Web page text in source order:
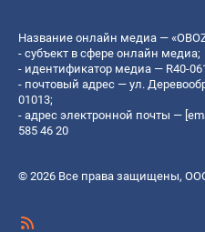
Название онлайн медиа —
- субъект в сфере онлайн медиа;
- идентификатор медиа — R40-
- почтовый адрес — ул.
01013;
- адрес электронной почты —
585 46 20
© 2026 Все права защищены,